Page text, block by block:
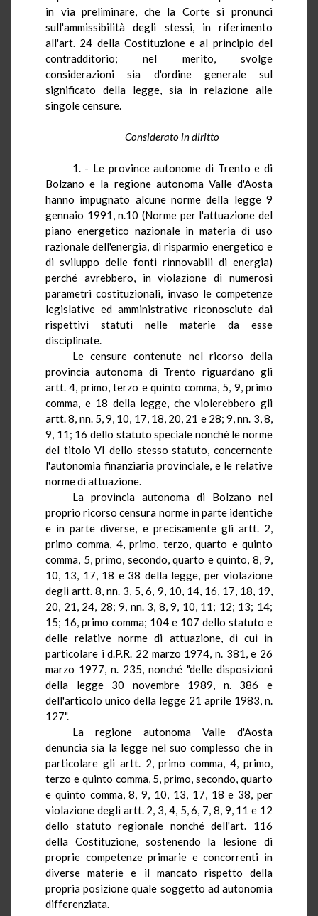
in via preliminare, che la Corte si pronunci
sull'ammissibilità degli stessi, in riferimento
all'art. 24 della Costituzione e al principio del
contradditorio; nel merito, svolge
considerazioni sia d'ordine generale sul
significato della legge, sia in relazione alle
singole censure.
Considerato in diritto
1. - Le province autonome di Trento e di
Bolzano e la regione autonoma Valle d'Aosta
hanno impugnato alcune norme della legge 9
gennaio 1991, n.10 (Norme per l'attuazione del
piano energetico nazionale in materia di uso
razionale dell'energia, di risparmio energetico e
di sviluppo delle fonti rinnovabili di energia)
perché avrebbero, in violazione di numerosi
parametri costituzionali, invaso le competenze
legislative ed amministrative riconosciute dai
rispettivi statuti nelle materie da esse
disciplinate.
Le censure contenute nel ricorso della
provincia autonoma di Trento riguardano gli
artt.4, primo, terzo e quinto comma, 5, 9, primo
comma, e 18 della legge, che violerebbero gli
artt. 8, nn. 5, 9, 10, 17, 18, 20, 21 e 28; 9,nn. 3, 8,
9, 11; 16 dello statuto speciale nonché le norme
del titoloVI dello stesso statuto, concernente
l'autonomia finanziaria provinciale, e le relative
norme di attuazione.
La provincia autonoma di Bolzano nel
proprio ricorso censura norme in parte identiche
e in parte diverse, e precisamente gli artt. 2,
primo comma, 4, primo, terzo, quarto e quinto
comma, 5, primo, secondo, quarto e quinto, 8, 9,
10, 13, 17, 18 e 38 della legge, per violazione
degli artt. 8,nn. 3, 5, 6, 9, 10, 14, 16, 17, 18, 19,
20, 21, 24, 28; 9, nn. 3, 8, 9, 10, 11; 12; 13; 14;
15; 16, primo comma; 104 e 107 dello statuto e
delle relative norme di attuazione, di cui in
particolare id.P.R. 22 marzo 1974, n. 381, e 26
marzo 1977, n. 235, nonché "delle disposizioni
della legge 30 novembre 1989, n. 386 e
dell'articolo unico della legge 21 aprile 1983, n.
127".
La regione autonoma Valle d'Aosta
denuncia sia la legge nel suo complesso che in
particolare gli artt. 2, primo comma, 4, primo,
terzo e quinto comma, 5, primo, secondo, quarto
e quinto comma, 8, 9, 10, 13, 17, 18 e 38, per
violazione degli artt. 2, 3, 4, 5, 6, 7, 8, 9, 11 e 12
dello statuto regionale nonché dell'art. 116
della Costituzione, sostenendo la lesione di
proprie competenze primarie e concorrenti in
diverse materie e il mancato rispetto della
propria posizione quale soggetto ad autonomia
differenziata.